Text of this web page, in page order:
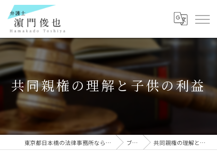
共同親権の理解と子供の利益
東京都日本橋の法律事務所なら弁護士 濵門俊也 ブログ 共同親権の理解と子供の利益